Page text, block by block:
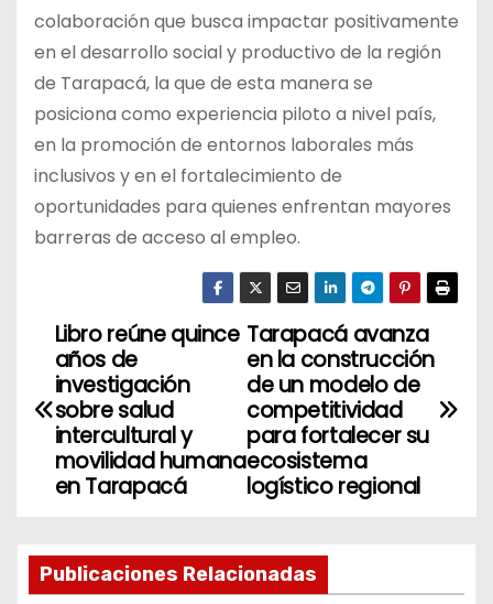
colaboración que busca impactar positivamente
en el desarrollo social y productivo de la región
de Tarapacá, la que de esta manera se
posiciona como experiencia piloto a nivel país,
en la promoción de entornos laborales más
inclusivos y en el fortalecimiento de
oportunidades para quienes enfrentan mayores
barreras de acceso al empleo.
N
a
a
Tarapacá avanza
en la construcción
de un modelo de
competitividad
para fortalecer su
ecosistema
logístico regional
Libro reúne quince
años de
investigación
sobre salud
intercultural y
movilidad humana
en Tarapacá
Publicaciones Relacionadas